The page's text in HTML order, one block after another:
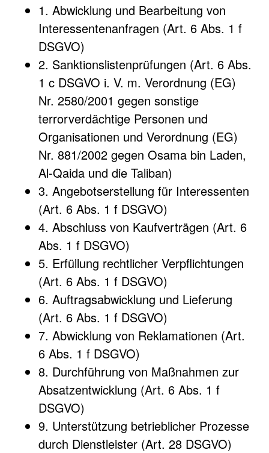
1. Abwicklung und Bearbeitung von
Interessentenanfragen (Art. 6 Abs. 1 f
DSGVO)
2. Sanktionslistenprüfungen (Art. 6 Abs.
1 c DSGVO i. V. m. Verordnung (EG)
Nr. 2580/2001 gegen sonstige
terrorverdächtige Personen und
Organisationen und Verordnung (EG)
Nr. 881/2002 gegen Osama bin Laden,
Al-Qaida und die Taliban)
3. Angebotserstellung für Interessenten
(Art. 6 Abs. 1 f DSGVO)
4. Abschluss von Kaufverträgen (Art. 6
Abs. 1 f DSGVO)
5. Erfüllung rechtlicher Verpflichtungen
(Art. 6 Abs. 1 f DSGVO)
6. Auftragsabwicklung und Lieferung
(Art. 6 Abs. 1 f DSGVO)
7. Abwicklung von Reklamationen (Art.
6 Abs. 1 f DSGVO)
8. Durchführung von Maßnahmen zur
Absatzentwicklung (Art. 6 Abs. 1 f
DSGVO)
9. Unterstützung betrieblicher Prozesse
durch Dienstleister (Art. 28 DSGVO)